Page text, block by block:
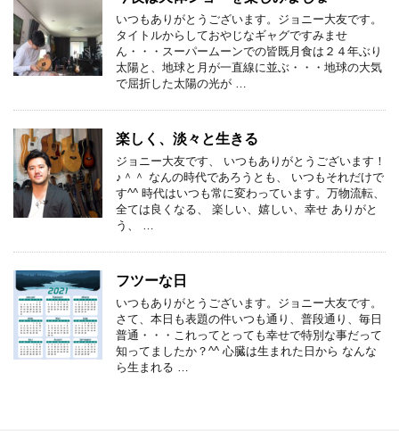
いつもありがとうございます。ジョニー大友です。
タイトルからしておやじなギャグですみませ
ん・・・スーパームーンでの皆既月食は２４年ぶり
太陽と、地球と月が一直線に並ぶ・・・地球の大気
で屈折した太陽の光が …
楽しく、淡々と生きる
ジョニー大友です、 いつもありがとうございます！
♪＾＾ なんの時代であろうとも、 いつもそれだけで
す^^ 時代はいつも常に変わっています。万物流転、
全ては良くなる、 楽しい、嬉しい、幸せ ありがと
う、 …
フツーな日
いつもありがとうございます。ジョニー大友です。
さて、本日も表題の件いつも通り、普段通り、毎日
普通・・・これってとっても幸せで特別な事だって
知ってましたか？^^ 心臓は生まれた日から なんな
ら生まれる …